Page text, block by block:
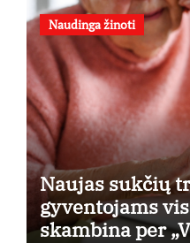
Naudinga žinoti
Naujas sukčių
gyventojams
skambina per